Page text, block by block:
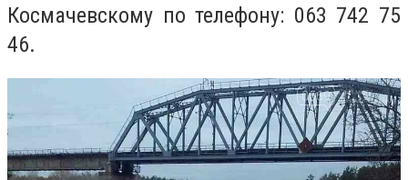
Космачевскому по телефону: 063 742 75
46.